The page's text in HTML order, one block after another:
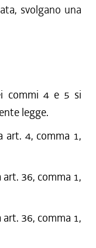
svolgano una
commi 4 e 5 si
legge.
art. 4, comma 1,
36, comma 1,
36, comma 1,